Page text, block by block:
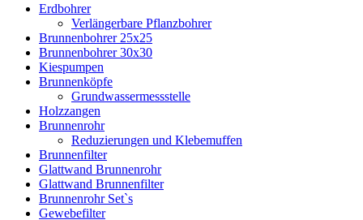
Erdbohrer
Verlängerbare Pflanzbohrer
Brunnenbohrer 25x25
Brunnenbohrer 30x30
Kiespumpen
Brunnenköpfe
Grundwassermessstelle
Holzzangen
Brunnenrohr
Reduzierungen und Klebemuffen
Brunnenfilter
Glattwand Brunnenrohr
Glattwand Brunnenfilter
Brunnenrohr Set`s
Gewebefilter